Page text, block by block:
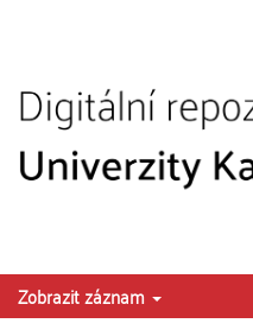
Zobrazit záznam